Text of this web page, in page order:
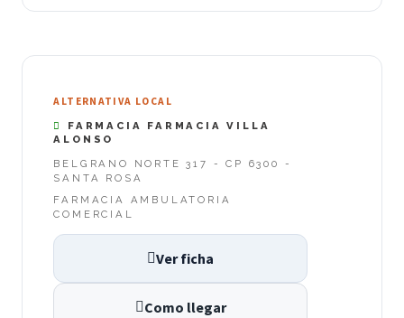
ALTERNATIVA LOCAL
FARMACIA FARMACIA VILLA
ALONSO
BELGRANO NORTE 317 - CP 6300 -
SANTA ROSA
FARMACIA AMBULATORIA
COMERCIAL
Ver ficha
Como llegar